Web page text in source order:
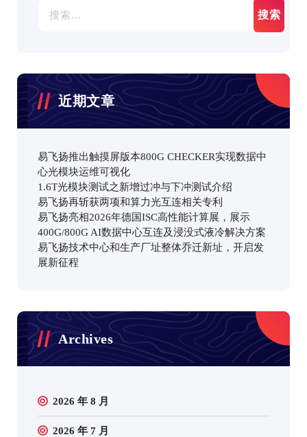
索：
近期文章
易飞扬推出触摸屏版本800G CHECKER实现数据中
心光模块运维可视化
1.6T光模块测试之新增过冲与下冲测试介绍
易飞扬再斩获两项和算力光互连相关专利
易飞扬亮相2026年德国ISC高性能计算展，展示
400G/800G AI数据中心互连及浸没式液冷解决方案
易飞扬技术中心和生产厂址整体乔迁新址，开启发
展新征程
Archives
2026 年 8 月
2026 年 7 月